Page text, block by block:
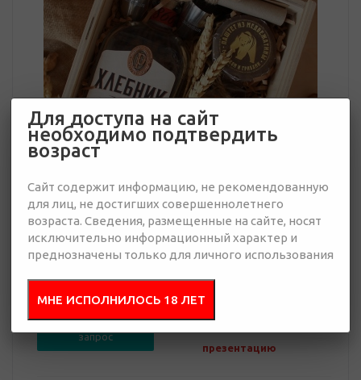
0 руб.
Нет в наличии
Отправить
запрос
Добавить в
презентацию
Для доступа на сайт
необходимо подтвердить
возраст
Сайт содержит информацию, не рекомендованную
для лиц, не достигших совершеннолетнего
возраста. Сведения, размещенные на сайте, носят
исключительно информационный характер и
преднозначены только для личного использования
МНЕ ИСПОЛНИЛОСЬ 18 ЛЕТ